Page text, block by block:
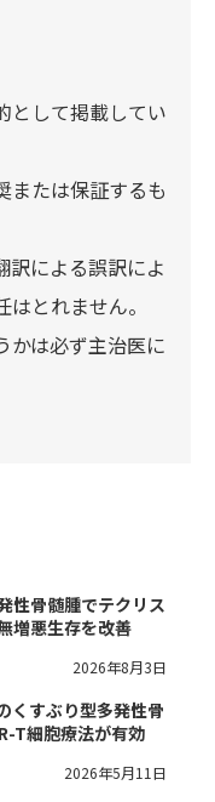
として掲載してい
または保証するも
訳による誤訳によ
とれません。
かは必ず主治医に
性骨髄腫でテクリス
増悪生存を改善
2026年8月3日
くすぶり型多発性骨
T細胞療法が有効
2026年5月11日